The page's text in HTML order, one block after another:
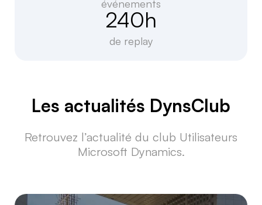
événements
240h
de replay
Les actualités DynsClub
Retrouvez l’actualité du club Utilisateurs
Microsoft Dynamics.